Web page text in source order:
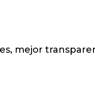
mejor